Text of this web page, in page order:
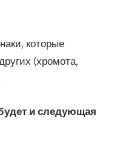
которые
(хромота,
и следующая